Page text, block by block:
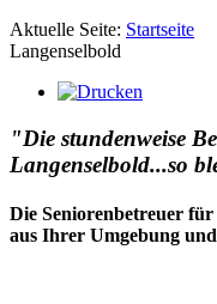
Aktuelle Seite: Startseite
Langenselbold
"Die stundenweise
Langenselbold...so
Die Seniorenbetreuer
aus Ihrer Umgebung